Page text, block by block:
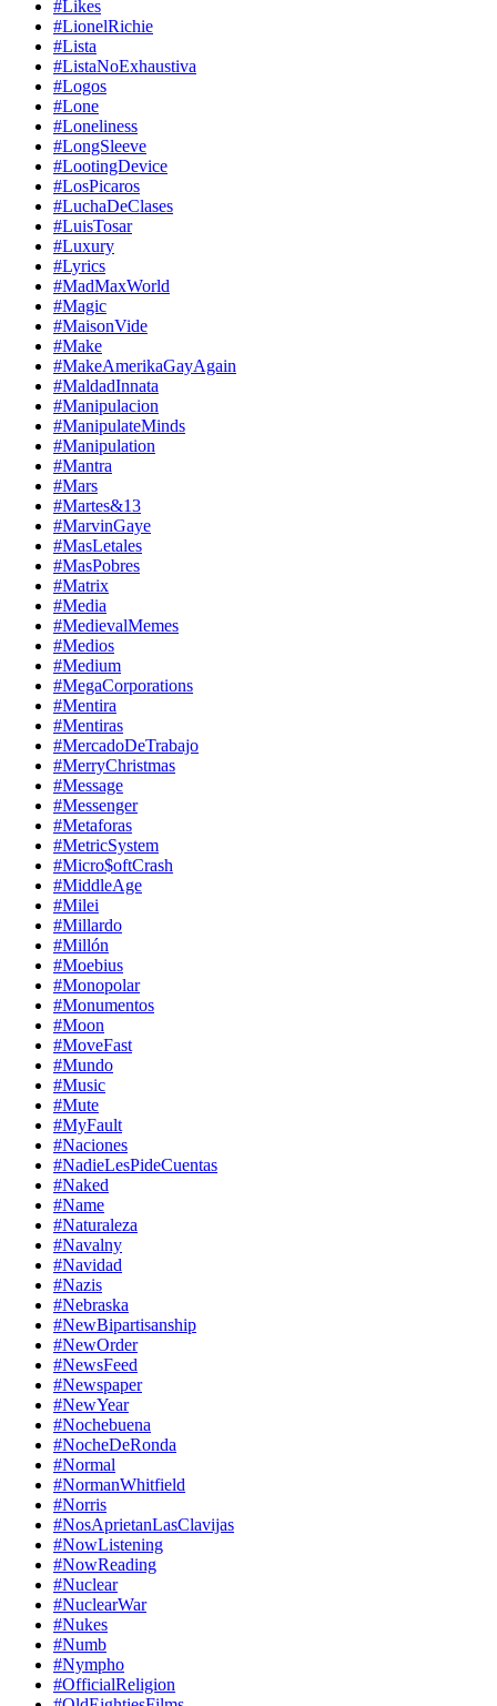
#Likes
#LionelRichie
#Lista
#ListaNoExhaustiva
#Logos
#Lone
#Loneliness
#LongSleeve
#LootingDevice
#LosPicaros
#LuchaDeClases
#LuisTosar
#Luxury
#Lyrics
#MadMaxWorld
#Magic
#MaisonVide
#Make
#MakeAmerikaGayAgain
#MaldadInnata
#Manipulacion
#ManipulateMinds
#Manipulation
#Mantra
#Mars
#Martes&13
#MarvinGaye
#MasLetales
#MasPobres
#Matrix
#Media
#MedievalMemes
#Medios
#Medium
#MegaCorporations
#Mentira
#Mentiras
#MercadoDeTrabajo
#MerryChristmas
#Message
#Messenger
#Metaforas
#MetricSystem
#Micro$oftCrash
#MiddleAge
#Milei
#Millardo
#Millón
#Moebius
#Monopolar
#Monumentos
#Moon
#MoveFast
#Mundo
#Music
#Mute
#MyFault
#Naciones
#NadieLesPideCuentas
#Naked
#Name
#Naturaleza
#Navalny
#Navidad
#Nazis
#Nebraska
#NewBipartisanship
#NewOrder
#NewsFeed
#Newspaper
#NewYear
#Nochebuena
#NocheDeRonda
#Normal
#NormanWhitfield
#Norris
#NosAprietanLasClavijas
#NowListening
#NowReading
#Nuclear
#NuclearWar
#Nukes
#Numb
#Nympho
#OfficialReligion